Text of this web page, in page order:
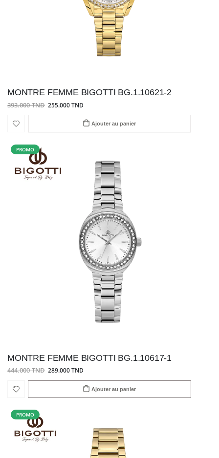
MONTRE FEMME BIGOTTI BG.1.10621-2
393.000 TND 255.000 TND
Ajouter au panier
PROMO
MONTRE FEMME BIGOTTI BG.1.10617-1
444.000 TND 289.000 TND
Ajouter au panier
PROMO